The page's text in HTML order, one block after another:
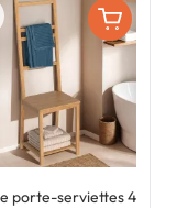
porte-serviettes 4